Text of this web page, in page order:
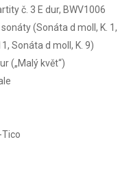
č. 3 E dur, BWV1006
(Sonáta d moll, K. 1,
Sonáta d moll, K. 9)
(„Malý květ“)